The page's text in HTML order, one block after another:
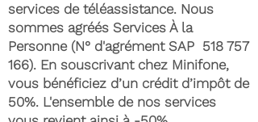
services de téléassistance. Nous
sommes agréés Services À la
Personne (N° d'agrément SAP 518 757
166). En souscrivant chez Minifone,
vous bénéficiez d’un crédit d’impôt de
50%. L'ensemble de nos services